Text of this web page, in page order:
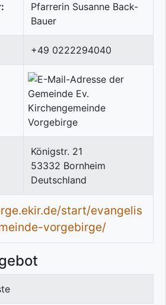
Pfarrerin Susanne Back-
Bauer
+49 0222294040
Königstr. 21
53332 Bornheim
Deutschland
start/evangelis
vorgebirge/